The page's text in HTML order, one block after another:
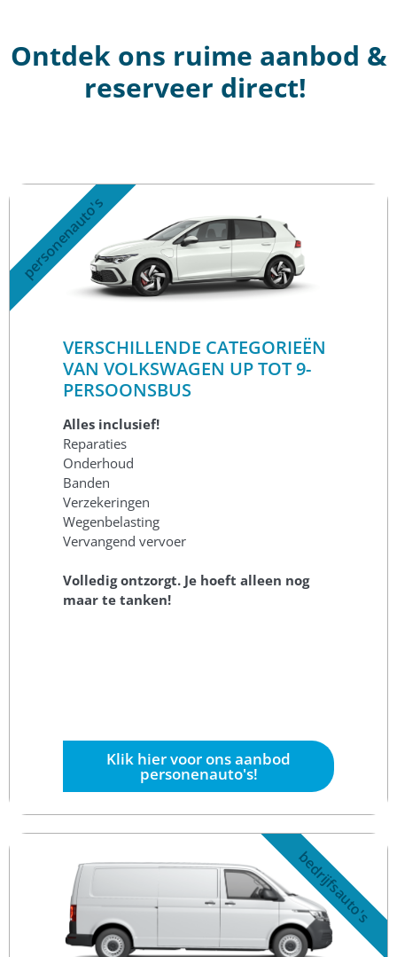
Ontdek ons ruime aanbod &
reserveer direct!
VERSCHILLENDE CATEGORIEËN
VAN VOLKSWAGEN UP TOT 9-
PERSOONSBUS
Alles inclusief!
Reparaties
Onderhoud
Banden
Verzekeringen
Wegenbelasting
Vervangend vervoer
Volledig ontzorgt. Je hoeft alleen nog
maar te tanken!
Klik hier voor ons aanbod
personenauto's!
personenauto's
bedrijfsauto's